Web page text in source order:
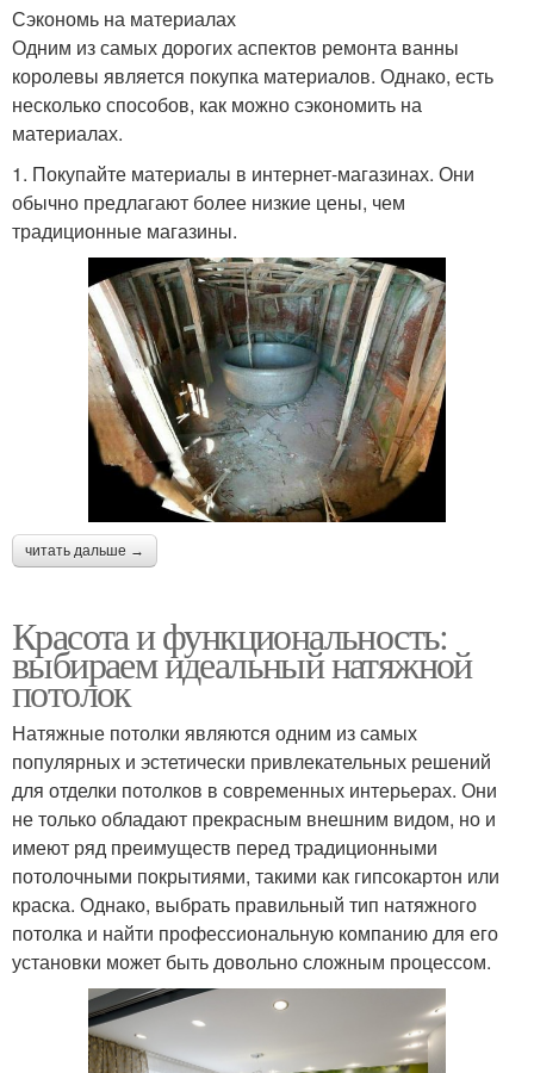
Сэкономь на материалах
Одним из самых дорогих аспектов ремонта ванны
королевы является покупка материалов. Однако, есть
несколько способов, как можно сэкономить на
материалах.
1. Покупайте материалы в интернет-магазинах. Они
обычно предлагают более низкие цены, чем
традиционные магазины.
читать дальше →
Красота и функциональность:
выбираем идеальный натяжной
потолок
Натяжные потолки являются одним из самых
популярных и эстетически привлекательных решений
для отделки потолков в современных интерьерах. Они
не только обладают прекрасным внешним видом, но и
имеют ряд преимуществ перед традиционными
потолочными покрытиями, такими как гипсокартон или
краска. Однако, выбрать правильный тип натяжного
потолка и найти профессиональную компанию для его
установки может быть довольно сложным процессом.